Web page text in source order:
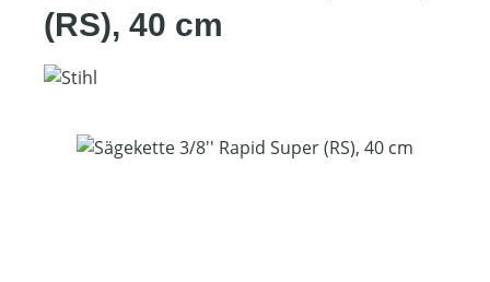
(RS), 40 cm
Bildergalerie überspringen